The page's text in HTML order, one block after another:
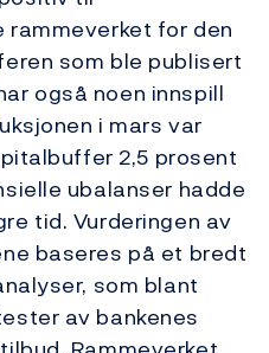
rammeverket for den
som ble publisert
også noen innspill
i mars var
2,5 prosent
ubalanser hadde
tid. Vurderingen av
baseres på et bredt
som blant
av bankenes